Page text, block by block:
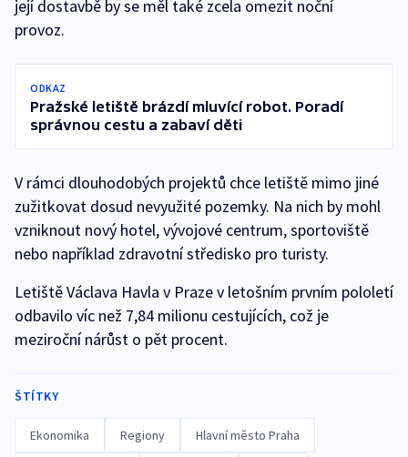
její dostavbě by se měl také zcela omezit noční
provoz.
ODKAZ
Pražské letiště brázdí mluvící robot. Poradí
správnou cestu a zabaví děti
V rámci dlouhodobých projektů chce letiště mimo jiné
zužitkovat dosud nevyužité pozemky. Na nich by mohl
vzniknout nový hotel, vývojové centrum, sportoviště
nebo například zdravotní středisko pro turisty.
Letiště Václava Havla v Praze v letošním prvním pololetí
odbavilo víc než 7,84 milionu cestujících, což je
meziroční nárůst o pět procent.
ŠTÍTKY
Ekonomika Regiony Hlavní město Praha